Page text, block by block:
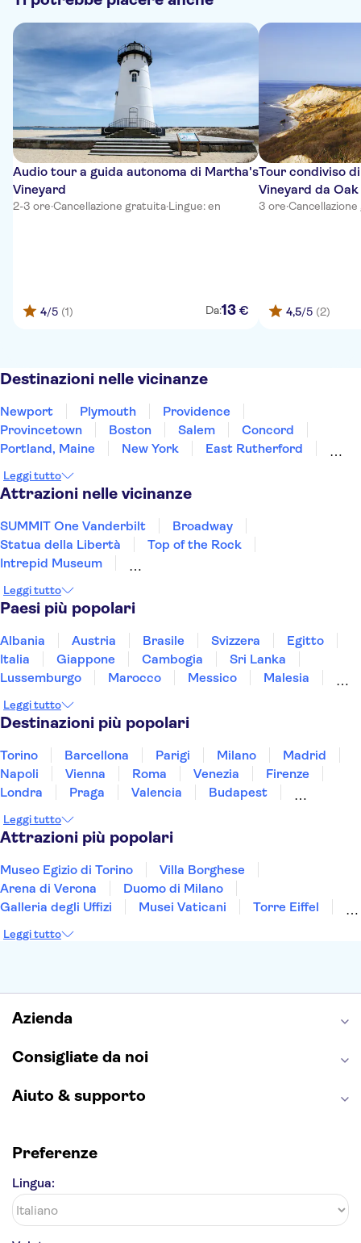
Audio tour a guida autonoma di Martha's
Vineyard
2-3 ore·Cancellazione gratuita·Lingue: en
4/5 (1) Da:13 €
Tour condiviso
Vineyard da
3 ore·
4,5/5 (2)
Destinazioni nelle vicinanze
Newport Plymouth
Providence
Provincetown
Boston Salem
Concord
Portland, Maine
New York
East Rutherford
Philadelphia
Leggi tutto
Attrazioni nelle vicinanze
SUMMIT One Vanderbilt
Broadway
Statua della Libertà
Top of the Rock
Intrepid Museum
Museo Americano di Storia Naturale
Museum of Modern Art (MoMA)
Empire State Building
Circle Line Sightseeing Cruises
One World Observatory
Rockefeller Center
Universal Orlando Resort
Leggi tutto
Paesi più popolari
Albania Austria Brasile Svizzera
Egitto
Italia
Giappone Cambogia
Sri Lanka
Lussemburgo
Marocco Messico
Malesia
Tunisia
Turchia Vietnam
Leggi tutto
Destinazioni più popolari
Torino Barcellona Parigi Milano
Madrid
Napoli
Vienna Roma Venezia
Firenze
Londra
Praga Valencia
Budapest
Palermo
Leggi tutto
Attrazioni più popolari
Museo Egizio di Torino
Villa Borghese
Arena di Verona
Duomo di Milano
Galleria degli Uffizi
Musei Vaticani
Torre Eiffel
Reggia di Caserta
Leggi tutto
Azienda
Consigliate da noi
Aiuto & supporto
Preferenze
Lingua: